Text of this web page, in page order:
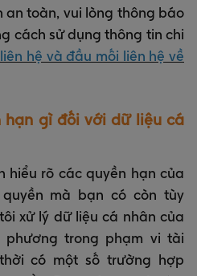
an toàn, vui lòng thông báo
cách sử dụng thông tin chi
hệ và đầu mối liên hệ về
hạn gì đối với dữ liệu cá
hiểu rõ các quyền hạn của
mà bạn có còn tùy
xử lý dữ liệu cá nhân của
trong phạm vi tài
có một số trường hợp